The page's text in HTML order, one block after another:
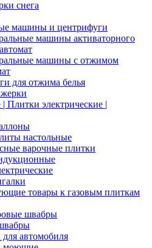
снега
машины и центрифуги
машины активаторного
машины с отжимом
для отжима белья
Плитки электрические |
настольные
варочные плитки
товары к газовым плиткам
швабры
автомобиля